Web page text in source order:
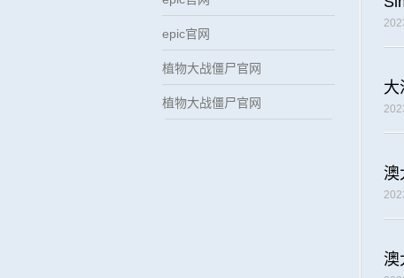
大
澳
澳
epic官网
植物大战僵尸官网
植物大战僵尸官网